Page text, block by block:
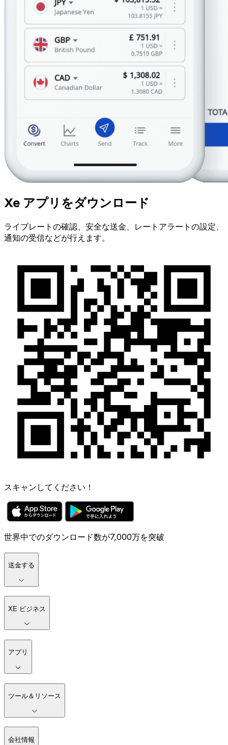
Xe アプリをダウンロード
ライブレートの確認、安全な送金、レートアラートの設定、
通知の受信などが行えます。
スキャンしてください！
世界中でのダウンロード数が7,000万を突破
送金する
XE ビジネス
アプリ
ツール＆リソース
会社情報